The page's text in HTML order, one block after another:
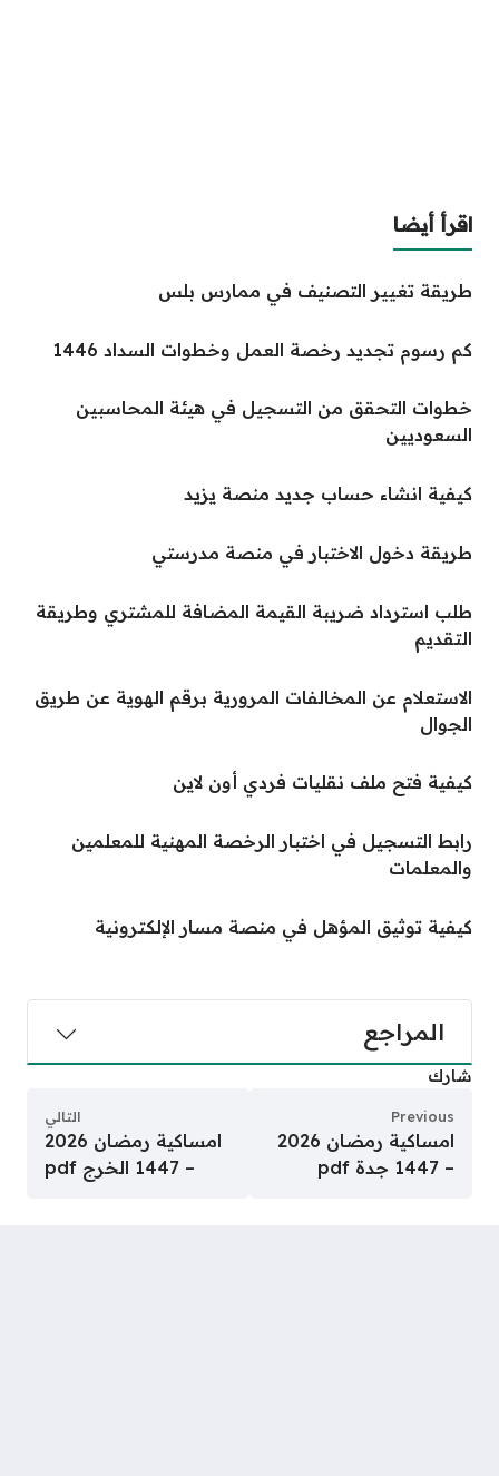
اقرأ أيضا
طريقة تغيير التصنيف في ممارس بلس
كم رسوم تجديد رخصة العمل وخطوات السداد 1446
خطوات التحقق من التسجيل في هيئة المحاسبين
السعوديين
كيفية انشاء حساب جديد منصة يزيد
طريقة دخول الاختبار في منصة مدرستي
طلب استرداد ضريبة القيمة المضافة للمشتري وطريقة
التقديم
الاستعلام عن المخالفات المرورية برقم الهوية عن طريق
الجوال
كيفية فتح ملف نقليات فردي أون لاين
رابط التسجيل في اختبار الرخصة المهنية للمعلمين
والمعلمات
كيفية توثيق المؤهل في منصة مسار الإلكترونية
المراجع
شارك
Previous
امساكية رمضان 2026
– 1447 جدة pdf
التالي
امساكية رمضان 2026
– 1447 الخرج pdf